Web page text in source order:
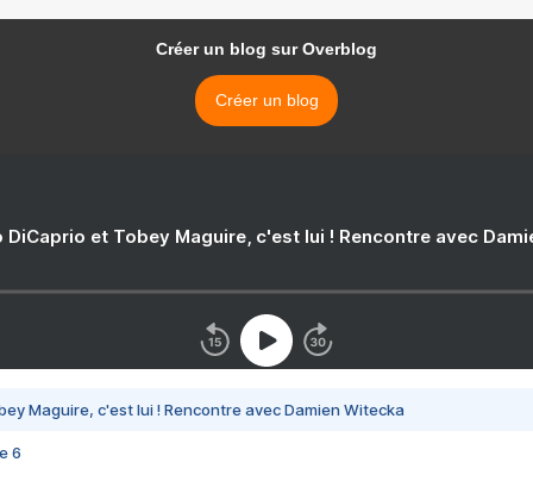
Créer un blog sur Overblog
Créer un blog
DiCaprio et Tobey Maguire, c'est lui ! Rencontre avec
Maguire, c'est lui ! Rencontre avec Damien Witecka
6